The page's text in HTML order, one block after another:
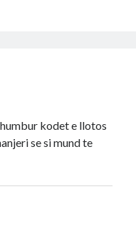
kodet e llotos
se si mund te